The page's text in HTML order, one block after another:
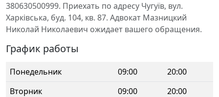
380630500999. Приехать по адресу Чугуїв, вул.
Харківська, буд. 104, кв. 87. Адвокат Мазницкий
Николай Николаевич ожидает вашего обращения.
График работы
Понедельник 09:00
20:00
Вторник
09:00
20:00